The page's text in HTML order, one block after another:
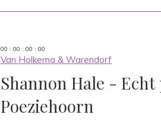
00 : 00 : 00 : 00
Van Holkema & Warendorf
Shannon Hale - Echt
Poeziehoorn